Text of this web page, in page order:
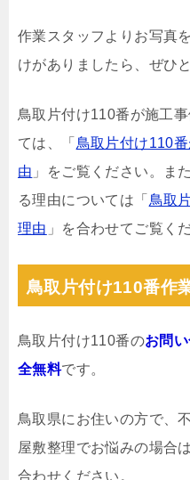
作業スタッフよりお写真
けがありましたら、ぜひ
鳥取片付け110番が施工
ては、「 鳥取片付け110
由 」をご覧ください。ま
る理由については「 鳥取
理由 」を合わせてご覧く
鳥取片付け110番作
鳥取片付け110番のお問
全無料です。
鳥取県にお住いの方で、
屋敷整理でお悩みの場合
合わせください。